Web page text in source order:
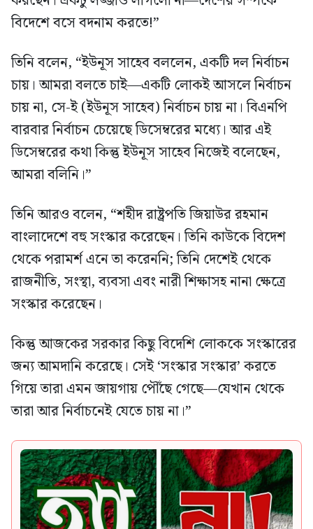
বিদেশে বসে বদনাম করতে!”
তিনি বলেন, “ইউনূস সাহেব বললেন, একটি দল নির্বাচন
চায়। আমরা বলতে চাই—একটি লোকই আসলে নির্বাচন
চায় না, সে-ই (ইউনূস সাহেব) নির্বাচন চায় না। বিএনপি
বারবার নির্বাচন চেয়েছে ডিসেম্বরের মধ্যে। আর এই
ডিসেম্বরের কথা কিন্তু ইউনূস সাহেব নিজেই বলেছেন,
আমরা বলিনি।”
তিনি আরও বলেন, “শহীদ রাষ্ট্রপতি জিয়াউর রহমান
বাংলাদেশে বহু সংস্কার করেছেন। তিনি কাউকে বিদেশ
থেকে পরামর্শ এনে তা করেননি; তিনি দেশেই থেকে
রাজনীতি, সংস্থা, ব্যবসা এবং নারী শিক্ষাসহ নানা ক্ষেত্রে
সংস্কার করেছেন।
কিন্তু আজকের সরকার কিছু বিদেশি লোককে সংস্কারের
জন্য আমদানি করেছে। সেই ‘সংস্কার সংস্কার’ করতে
গিয়ে তারা এমন জায়গায় পৌঁছে গেছে—যেখান থেকে
তারা আর নির্বাচনেই যেতে চায় না।”